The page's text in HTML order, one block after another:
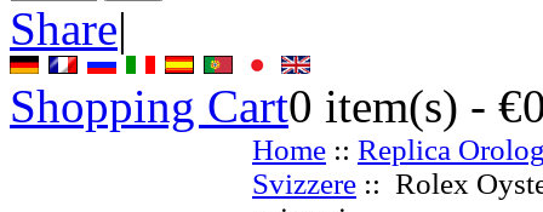
Share|
Shopping Cart0 item(s) -
Home :: Replica
Svizzere :: Rolex